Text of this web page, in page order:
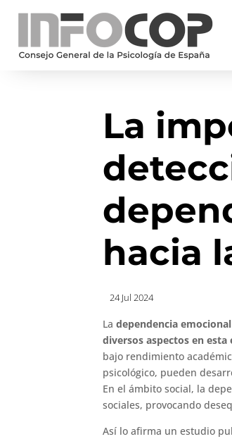
La
hacia
24 Jul 2024
Ladependencia
diversos aspectos en esta
bajo rendimiento
psicológico, pueden
En el ámbito social, la
sociales, provocando
Así lo afirma un estudio